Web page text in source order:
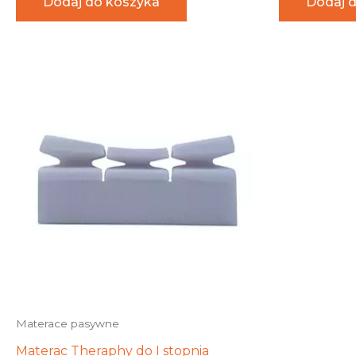
Materace pasywne
Materac Theraphy do I stopnia